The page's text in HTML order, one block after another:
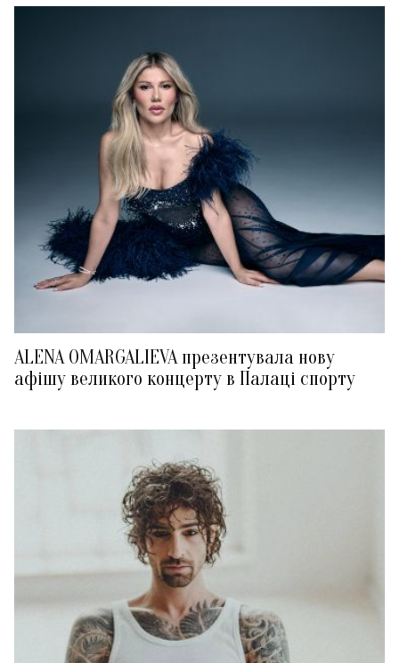
ALENA OMARGALIEVA презентувала нову
афішу великого концерту в Палаці спорту